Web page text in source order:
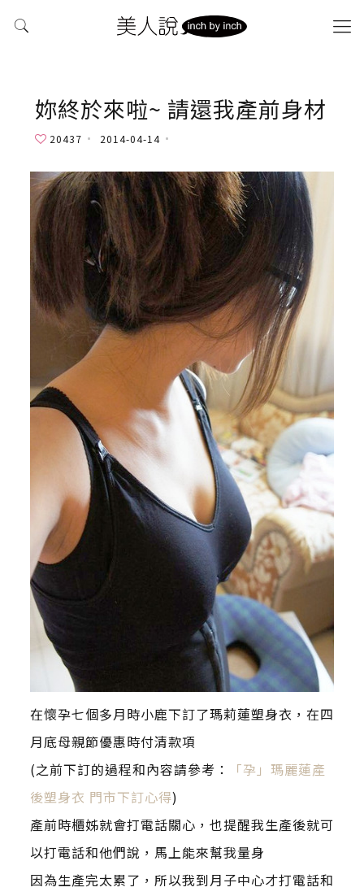
妳終於來啦~ 請還我產前身材
20437 2014-04-14
在懷孕七個多月時小鹿下訂了瑪莉蓮塑身衣，在四
月底母親節優惠時付清款項
(之前下訂的過程和內容請參考：
「孕」瑪麗蓮產
後塑身衣 門市下訂心得)
產前時櫃姊就會打電話關心，也提醒我生產後就可
以打電話和他們說，馬上能來幫我量身
因為生產完太累了，所以我到月子中心才打電話和